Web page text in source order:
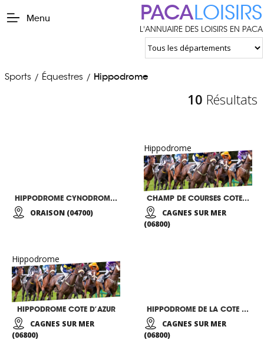
Menu PACALOISIRS
L'ANNUAIRE DES LOISIRS EN PACA
Sports / Équestres / Hippodrome
10 Résultats
HIPPODROME CYNODROME DE LA DURANCE
ORAISON (04700)
Hippodrome
CHAMP DE COURSES COTE D’AZUR
CAGNES SUR MER
(06800)
Hippodrome
HIPPODROME COTE D’AZUR
CAGNES SUR MER
(06800)
HIPPODROME DE LA COTE D’AZUR
CAGNES SUR MER
(06800)